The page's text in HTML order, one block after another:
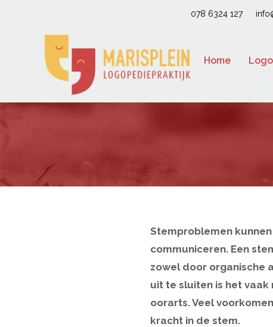
078 6324 127
Home
Stemproblemen
communiceren. Een
zowel door organische
uit te sluiten is het
oorarts. Veel
kracht in de stem.